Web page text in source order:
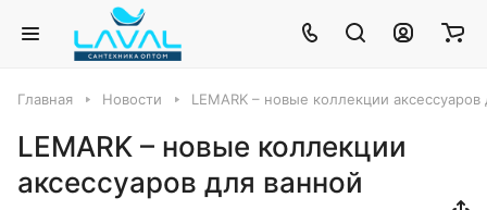
Главная Новости LEMARK – новые коллекции аксессуаров
LEMARK – новые коллекции
аксессуаров для ванной